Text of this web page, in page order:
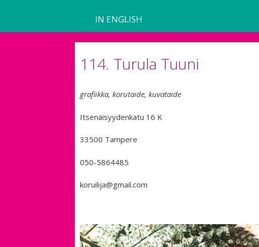
IN ENGLISH
114. Turula Tuuni
grafiikka, korutaide, kuvataide
Itsenäisyydenkatu 16 K
33500 Tampere
050-5864485
koruilija@gmail.com